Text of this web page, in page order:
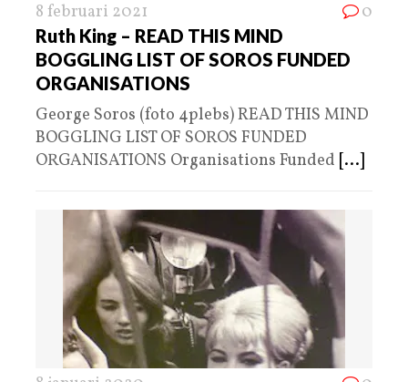
8 februari 2021 0
Ruth King – READ THIS MIND
BOGGLING LIST OF SOROS FUNDED
ORGANISATIONS
George Soros (foto 4plebs) READ THIS MIND
BOGGLING LIST OF SOROS FUNDED
ORGANISATIONS Organisations Funded [...]